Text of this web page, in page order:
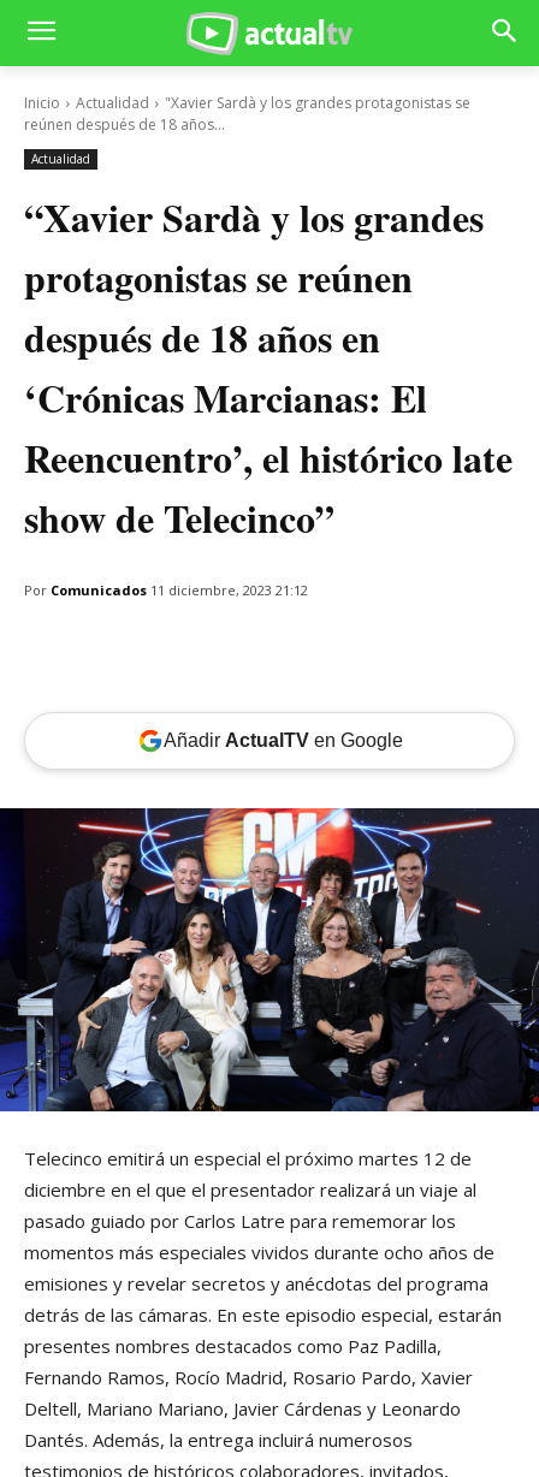
Inicio Actualidad
"Xavier Sardà y los grandes protagonistas se
reúnen después de 18 años...
Actualidad
“Xavier Sardà y los grandes
protagonistas se reúnen
después de 18 años en
‘Crónicas Marcianas: El
Reencuentro’, el histórico late
show de Telecinco”
Por Comunicados 11 diciembre, 2023 21:12
Añadir ActualTVen Google
Telecinco emitirá un especial el próximo martes 12 de
diciembre en el que el presentador realizará un viaje al
pasado guiado por Carlos Latre para rememorar los
momentos más especiales vividos durante ocho años de
emisiones y revelar secretos y anécdotas del programa
detrás de las cámaras. En este episodio especial, estarán
presentes nombres destacados como Paz Padilla,
Fernando Ramos, Rocío Madrid, Rosario Pardo, Xavier
Deltell, Mariano Mariano, Javier Cárdenas y Leonardo
Dantés. Además, la entrega incluirá numerosos
testimonios de históricos colaboradores, invitados,